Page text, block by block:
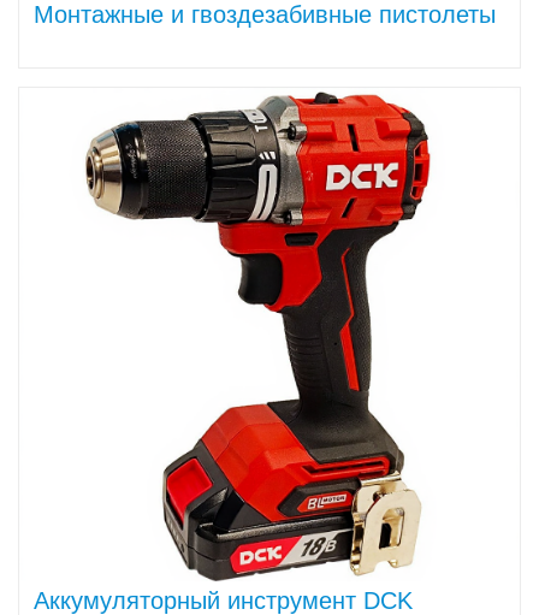
Монтажные и гвоздезабивные пистолеты
Аккумуляторный инструмент DCK